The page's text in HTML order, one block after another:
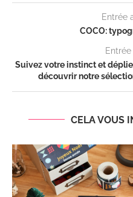
Entrée
COCO:
Suivez votre instinct et
découvrir notre
CELA VOUS